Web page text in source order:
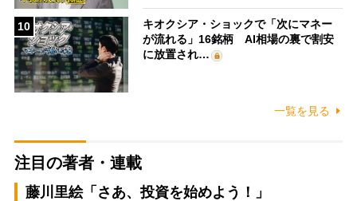
10
キオクシア・ショックで「次にマネー
が流れる」16銘柄 AI相場の裏で割安
に放置され…
一覧を見る
注目の著者・連載
藤川里絵「さあ、投資を始めよう！」